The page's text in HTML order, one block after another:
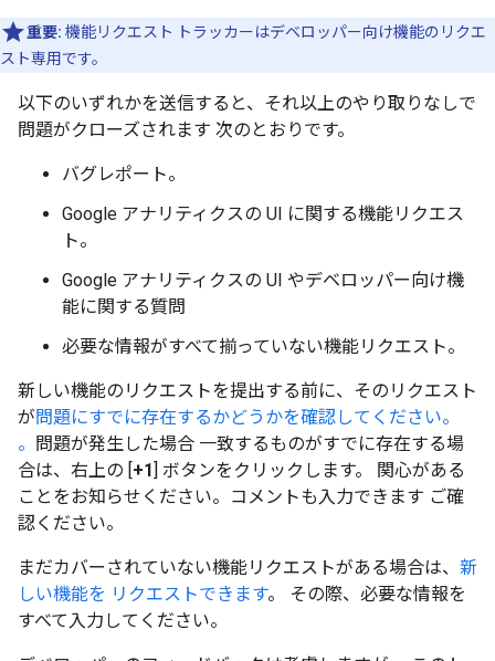
重要: 機能リクエスト トラッカーはデベロッパー向け機能のリクエ
スト専用です。
以下のいずれかを送信すると、それ以上のやり取りなしで
問題がクローズされます 次のとおりです。
バグレポート。
Google アナリティクスの UI に関する機能リクエス
ト。
Google アナリティクスの UI やデベロッパー向け機
能に関する質問
必要な情報がすべて揃っていない機能リクエスト。
新しい機能のリクエストを提出する前に、そのリクエスト
が問題にすでに存在するかどうかを確認してください。
。
問題が発生した場合 一致するものがすでに存在する場
合は、右上の [+1] ボタンをクリックします。 関心がある
ことをお知らせください。コメントも入力できます ご確
認ください。
まだカバーされていない機能リクエストがある場合は、 新
しい機能を リクエストできます。 その際、必要な情報を
すべて入力してください。